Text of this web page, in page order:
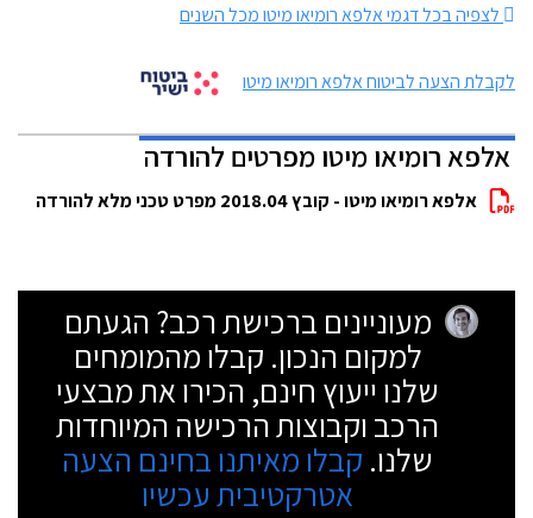
לצפיה בכל דגמי אלפא רומיאו מיטו מכל השנים
לקבלת הצעה לביטוח אלפא רומיאו מיטו
אלפא רומיאו מיטו מפרטים להורדה
אלפא רומיאו מיטו - קובץ 2018.04 מפרט טכני מלא להורדה
מעוניינים ברכישת רכב? הגעתם
למקום הנכון. קבלו מהמומחים
שלנו ייעוץ חינם, הכירו את מבצעי
הרכב וקבוצות הרכישה המיוחדות
שלנו. קבלו מאיתנו בחינם הצעה
אטרקטיבית עכשיו